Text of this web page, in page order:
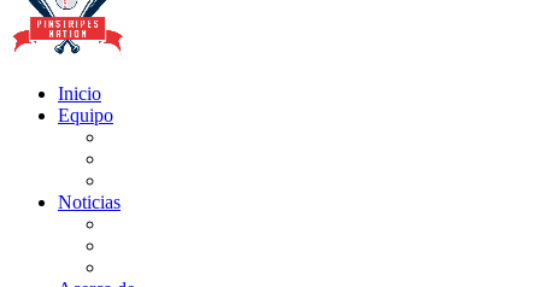
Inicio
Equipo
Noticias